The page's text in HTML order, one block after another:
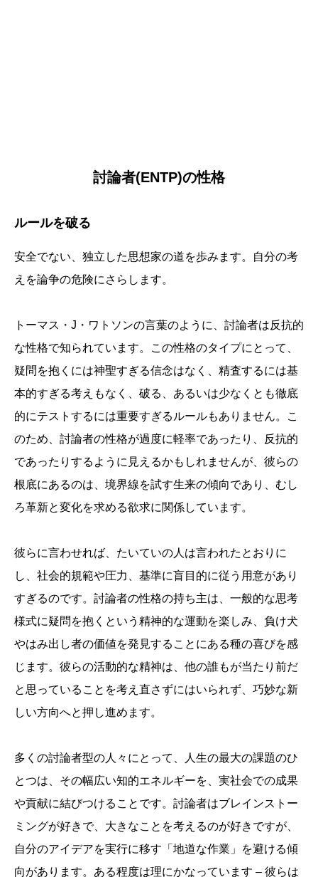
討論者(ENTP)の性格
ルールを破る
安全でない、独立した思想家の道を歩みます。自分の考
えを論争の危険にさらします。
トーマス・J・ワトソンの言葉のように、討論者は反抗的
な性格で知られています。この性格のタイプにとって、
疑問を抱くには神聖すぎる信念はなく、精査するには基
本的すぎる考えもなく、破る、あるいは少なくとも徹底
的にテストするには重要すぎるルールもありません。こ
のため、討論者の性格が過度に軽率であったり、反抗的
であったりするように見えるかもしれませんが、彼らの
根底にあるのは、境界線を試す生来の傾向であり、むし
ろ革新と変化を求める欲求に関係しています。
彼らに言わせれば、たいていの人は言われたとおりに
し、社会的規範や圧力、基準に盲目的に従う用意があり
すぎるのです。討論者の性格の持ち主は、一般的な思考
様式に疑問を抱くという精神的な運動を楽しみ、負け犬
やはみ出し者の価値を発見することにある種の喜びを感
じます。彼らの活動的な精神は、他の誰もが当たり前だ
と思っていることを考え直さずにはいられず、巧妙な新
しい方向へと押し進めます。
多くの討論者型の人々にとって、人生の最大の課題のひ
とつは、その幅広い知的エネルギーを、実社会での成果
や貢献に結びつけることです。討論者はブレインストー
ミングが好きで、大きなことを考えるのが好きですが、
自分のアイデアを実行に移す「地道な作業」を避ける傾
向があります。ある程度は理にかなっています – 彼らは